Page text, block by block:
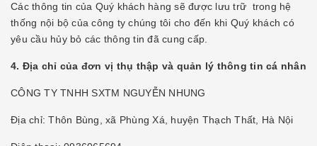
Các thông tin của Quý khách hàng sẽ được lưu trữ trong hệ
thống nội bộ của công ty chúng tôi cho đến khi Quý khách có
yêu cầu hủy bỏ các thông tin đã cung cấp.
4. Địa chỉ của đơn vị thụ thập và quản lý thông tin cá nhân
CÔNG TY TNHH SXTM NGUYỄN NHUNG
Địa chỉ: Thôn Bùng, xã Phùng Xá, huyện Thạch Thất, Hà Nội